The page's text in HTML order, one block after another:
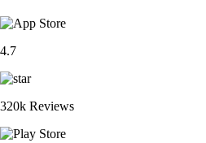
4.7
320k Reviews